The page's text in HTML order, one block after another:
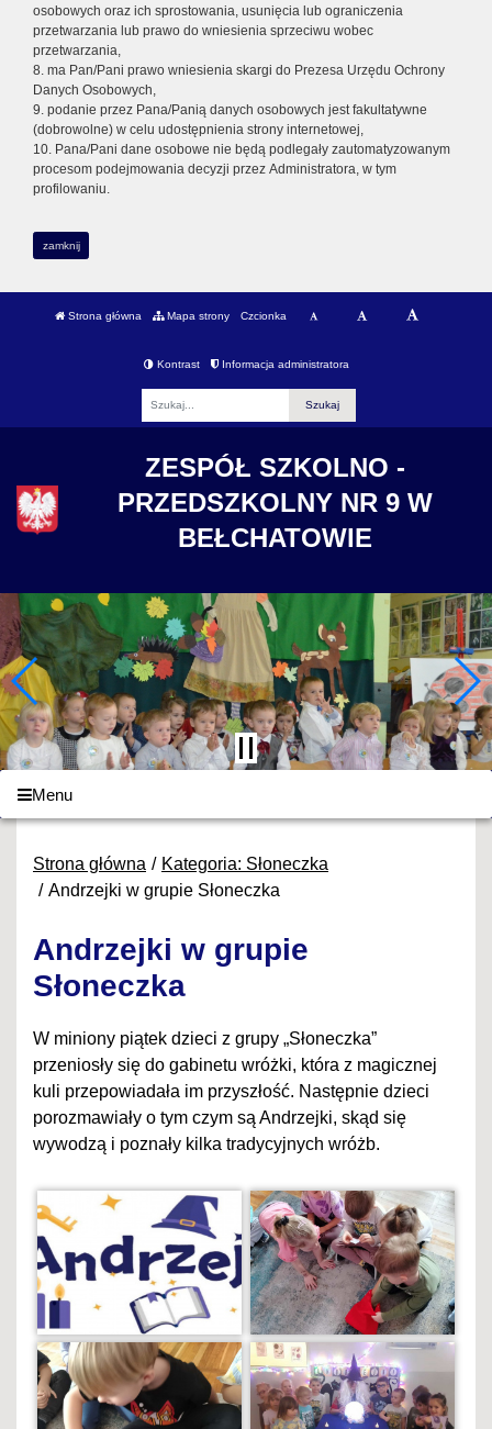
osobowych oraz ich sprostowania, usunięcia lub ograniczenia
przetwarzania lub prawo do wniesienia sprzeciwu wobec
przetwarzania,
8. ma Pan/Pani prawo wniesienia skargi do Prezesa Urzędu Ochrony
Danych Osobowych,
9. podanie przez Pana/Panią danych osobowych jest fakultatywne
(dobrowolne) w celu udostępnienia strony internetowej,
10. Pana/Pani dane osobowe nie będą podlegały zautomatyzowanym
procesom podejmowania decyzji przez Administratora, w tym
profilowaniu.
zamknij
Strona główna Mapa strony Czcionka
Kontrast Informacja administratora
ZESPÓŁ SZKOLNO -
PRZEDSZKOLNY NR 9 W
BEŁCHATOWIE
Menu
Strona główna
Kategoria: Słoneczka
Andrzejki w grupie Słoneczka
Andrzejki w grupie
Słoneczka
W miniony piątek dzieci z grupy „Słoneczka”
przeniosły się do gabinetu wróżki, która z magicznej
kuli przepowiadała im przyszłość. Następnie dzieci
porozmawiały o tym czym są Andrzejki, skąd się
wywodzą i poznały kilka tradycyjnych wróżb.